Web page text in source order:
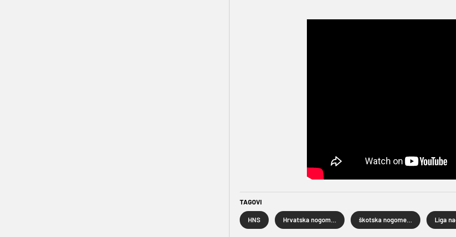
TAGOVI
HNS Hrvatska nogometna reprezentacija škotska nogometna reprezentacija Liga